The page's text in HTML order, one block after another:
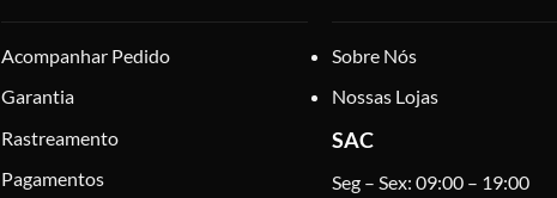
Acompanhar Pedido
Garantia
Rastreamento
Pagamentos
Sobre Nós
Nossas Lojas
SAC
Seg – Sex: 09:00 – 19:00